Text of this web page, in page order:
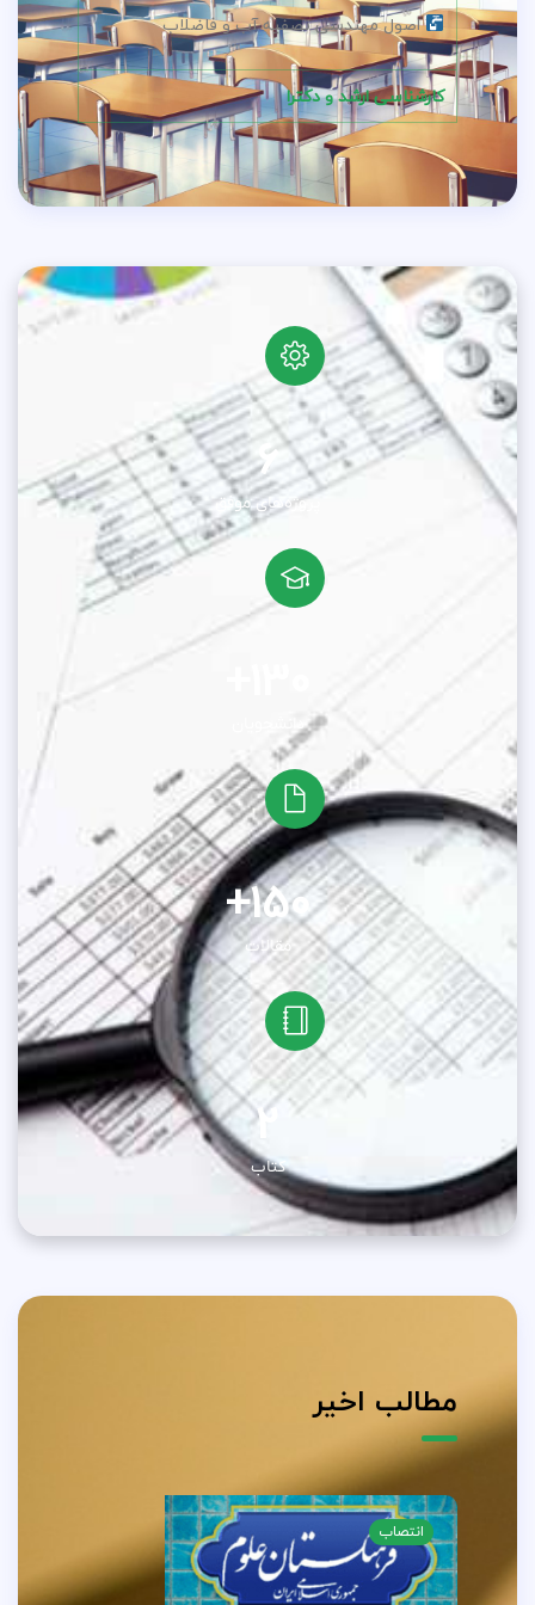
اصول مهندسی تصفیه آب و فاضلاب
کارشناسی ارشد و دکترا
پروژه‌های موفق
6
دانشجویان
مقالات
150
+
کتاب
2
مطالب اخیر
انتصاب